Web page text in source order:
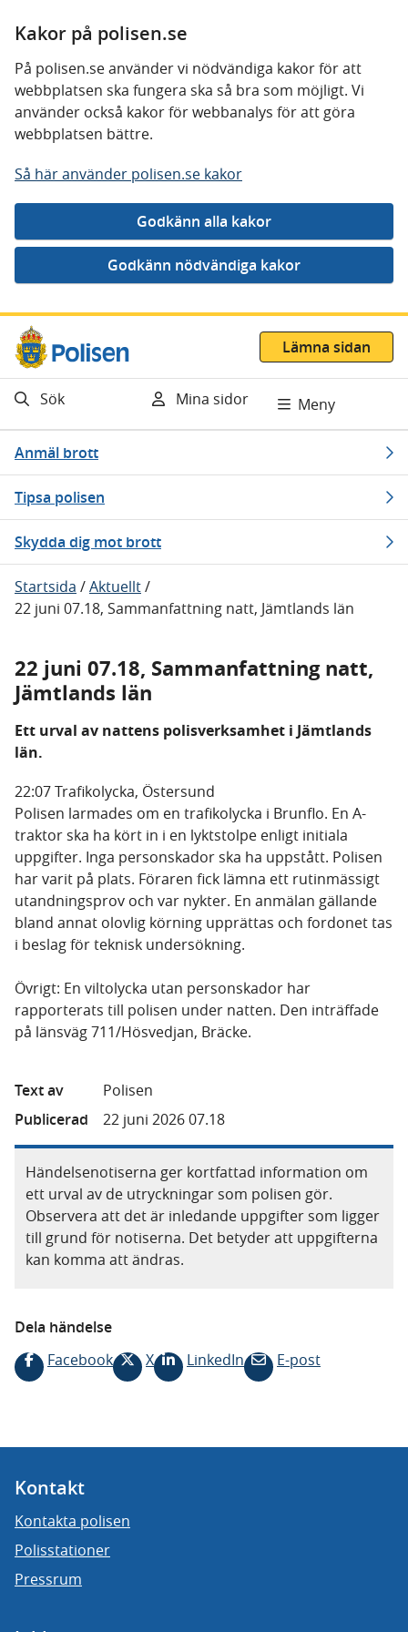
Kakor på polisen.se
På polisen.se använder vi nödvändiga kakor för att
webbplatsen ska fungera ska så bra som möjligt. Vi
använder också kakor för webbanalys för att göra
webbplatsen bättre.
Så här använder polisen.se kakor
Gå direkt till innehåll
Lämna sidan
Sök Mina sidor Meny
Anmäl brott
Tipsa polisen
Skydda dig mot brott
Startsida /Aktuellt/
22 juni 07.18, Sammanfattning natt, Jämtlands län
22 juni 07.18, Sammanfattning natt,
Jämtlands län
Ett urval av nattens polisverksamhet i Jämtlands
län.
22:07 Trafikolycka, Östersund
Polisen larmades om en trafikolycka i Brunflo. En A-
traktor ska ha kört in i en lyktstolpe enligt initiala
uppgifter. Inga personskador ska ha uppstått. Polisen
har varit på plats. Föraren fick lämna ett rutinmässigt
utandningsprov och var nykter. En anmälan gällande
bland annat olovlig körning upprättas och fordonet tas
i beslag för teknisk undersökning.
Övrigt: En viltolycka utan personskador har
rapporterats till polisen under natten. Den inträffade
på länsväg 711/Hösvedjan, Bräcke.
Text av
Polisen
Publicerad
22 juni 2026 07.18
Händelsenotiserna ger kortfattad information om
ett urval av de utryckningar som polisen gör.
Observera att det är inledande uppgifter som ligger
till grund för notiserna. Det betyder att uppgifterna
kan komma att ändras.
Dela händelse
Facebook
X LinkedIn E-post
Kontakt
Kontakta polisen
Polisstationer
Pressrum